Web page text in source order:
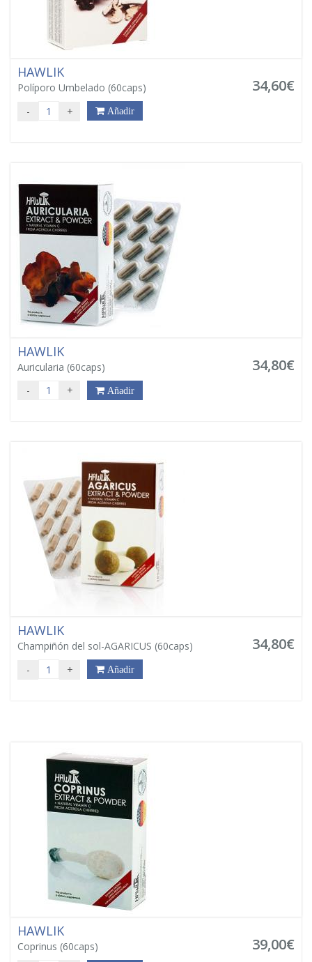
HAWLIK
Políporo Umbelado (60caps) 34,60€
- + Añadir
HAWLIK
Auricularia (60caps) 34,80€
- + Añadir
HAWLIK
Champiñón del sol-AGARICUS (60caps) 34,80€
- + Añadir
HAWLIK
Coprinus (60caps) 39,00€